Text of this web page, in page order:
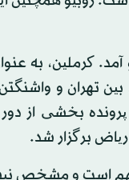
آمد. کرملین، به
بین تهران و
بخشی از
برگزار شد.
است و مشخص